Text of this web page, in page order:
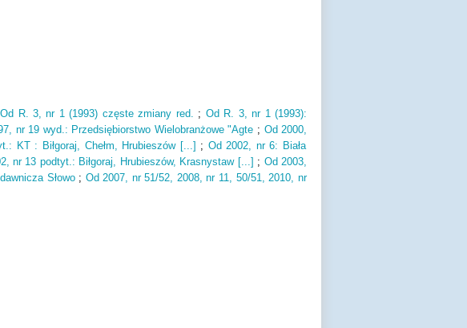
Od R. 3, nr 1 (1993) częste zmiany red. ; Od R. 3, nr 1 (1993):
nr 19 wyd.: Przedsiębiorstwo Wielobranżowe "Agte ; Od 2000,
: KT : Biłgoraj, Chełm, Hrubieszów [...] ; Od 2002, nr 6: Biała
nr 13 podtyt.: Biłgoraj, Hrubieszów, Krasnystaw [...] ; Od 2003,
Słowo; Od 2007, nr 51/52, 2008, nr 11, 50/51, 2010, nr